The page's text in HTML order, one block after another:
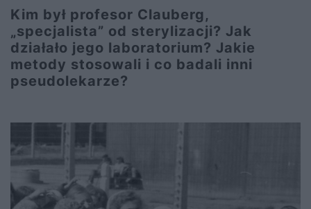
Kim był profesor Clauberg,
„specjalista” od sterylizacji? Jak
działało jego laboratorium? Jakie
metody stosowali i co badali inni
pseudolekarze?